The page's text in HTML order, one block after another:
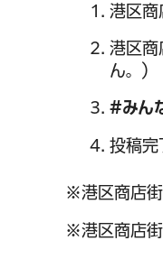
港区商
港区商
ん。）
#みん
投稿完
※港区商店街
※港区商店街